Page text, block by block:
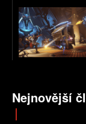
Nejnovější